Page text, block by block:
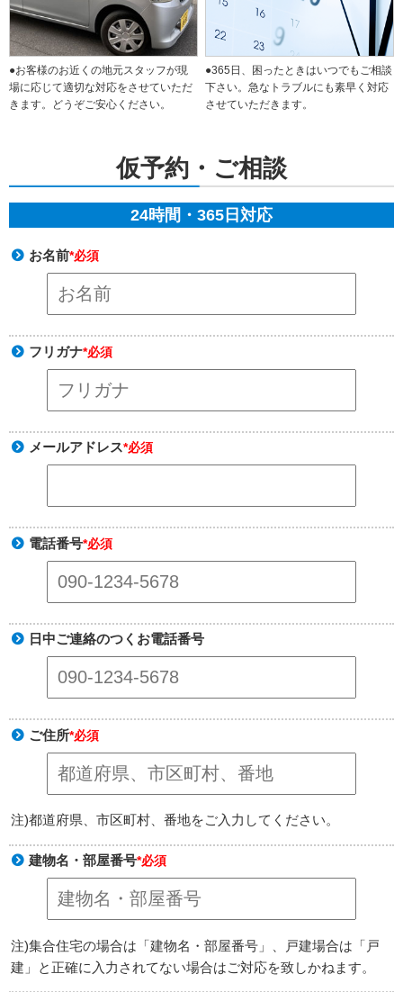
●お客様のお近くの地元スタッフが現
場に応じて適切な対応をさせていただ
きます。どうぞご安心ください。
●365日、困ったときはいつでもご相談
下さい。急なトラブルにも素早く対応
させていただきます。
仮予約・ご相談
24時間・365日対応
お名前*必須
フリガナ*必須
メールアドレス*必須
電話番号*必須
日中ご連絡のつくお電話番号
ご住所*必須
注)都道府県、市区町村、番地をご入力してください。
建物名・部屋番号*必須
注)集合住宅の場合は「建物名・部屋番号」、戸建場合は「戸
建」と正確に入力されてない場合はご対応を致しかねます。